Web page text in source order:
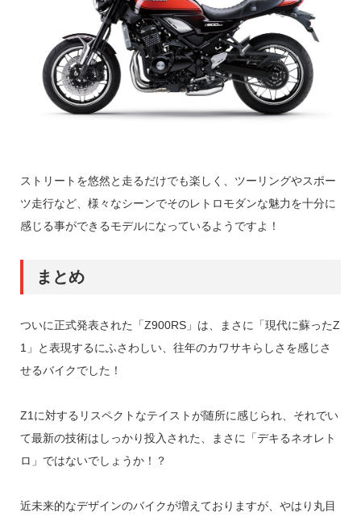
ストリートを悠然と走るだけでも楽しく、ツーリングやスポー
ツ走行など、様々なシーンでそのレトロモダンな魅力を十分に
感じる事ができるモデルになっているようですよ！
まとめ
ついに正式発表された「Z900RS」は、まさに「現代に蘇ったZ
1」と表現するにふさわしい、往年のカワサキらしさを感じさ
せるバイクでした！
Z1に対するリスペクトなテイストが随所に感じられ、それでい
て最新の技術はしっかり投入された、まさに「デキるネオレト
ロ」ではないでしょうか！？
近未来的なデザインのバイクが増えておりますが、やはり丸目